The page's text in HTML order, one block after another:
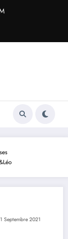
1 Septembre 2021